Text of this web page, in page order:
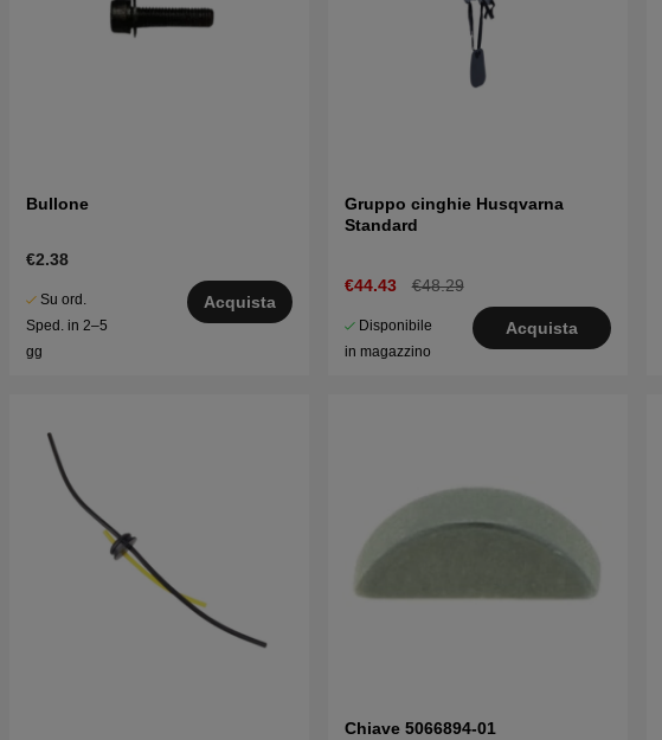
Bullone
€2.38
Su ord.
Sped. in 2–5
gg
Acquista
Gruppo cinghie Husqvarna
Standard
€44.43 €48.29
Disponibile
in magazzino
Acquista
Chiave 5066894-01